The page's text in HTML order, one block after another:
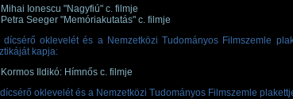
Mihai Ionescu "Nagyfiú" c. filmje
Petra Seeger "Memóriakutatás" c. filmje
dícsérő oklevelét és a Nemzetközi Tudományos Filmszemle
kapja:
Kormos Ildikó: Hímnős c. filmje
oklevelét és a Nemzetközi Tudományos Filmszemle